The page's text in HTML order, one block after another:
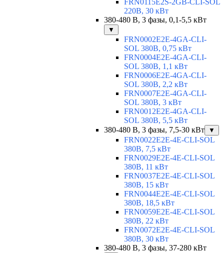
FRN0115E2S-2GB-CLI-SOL
220В, 30 кВт
380-480 В, 3 фазы, 0,1-5,5 кВт
▼
FRN0002E2E-4GA-CLI-
SOL 380В, 0,75 кВт
FRN0004E2E-4GA-CLI-
SOL 380В, 1,1 кВт
FRN0006E2E-4GA-CLI-
SOL 380В, 2,2 кВт
FRN0007E2E-4GA-CLI-
SOL 380В, 3 кВт
FRN0012E2E-4GA-CLI-
SOL 380В, 5,5 кВт
380-480 В, 3 фазы, 7,5-30 кВт
▼
FRN0022E2E-4E-CLI-SOL
380В, 7,5 кВт
FRN0029E2E-4E-CLI-SOL
380В, 11 кВт
FRN0037E2E-4E-CLI-SOL
380В, 15 кВт
FRN0044E2E-4E-CLI-SOL
380В, 18,5 кВт
FRN0059E2E-4E-CLI-SOL
380В, 22 кВт
FRN0072E2E-4E-CLI-SOL
380В, 30 кВт
380-480 В, 3 фазы, 37-280 кВт